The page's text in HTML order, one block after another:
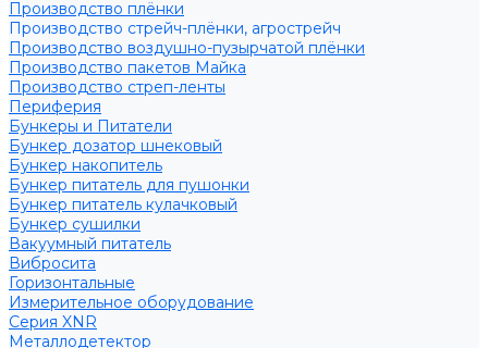
Производство плёнки
Производство стрейч-плёнки, агрострейч
Производство воздушно-пузырчатой плёнки
Производство пакетов Майка
Производство стреп-ленты
Периферия
Бункеры и Питатели
Бункер дозатор шнековый
Бункер накопитель
Бункер питатель для пушонки
Бункер питатель кулачковый
Бункер сушилки
Вакуумный питатель
Вибросита
Горизонтальные
Измерительное оборудование
Серия XNR
Металлодетектор